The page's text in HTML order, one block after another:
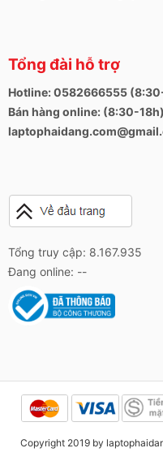
Tổng đài hỗ trợ
Hotline: 0582666555
Bán hàng online: (8:30-
Tổng truy cập: 8.167.935
Đang online: --
Copyright 2019 by